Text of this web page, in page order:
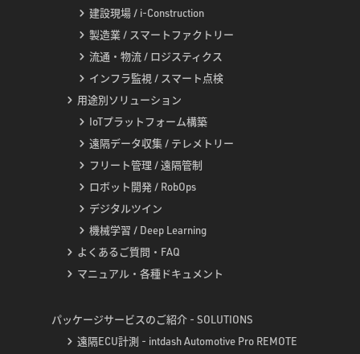
建設現場 / i-Construction
製造業 / スマートファクトリー
流通・物流 / ロジスティクス
インフラ監視 / スマート点検
用途別ソリューション
IoTプラットフォーム構築
遠隔データ収集 / テレメトリー
フリート管理 / 遠隔管制
ロボット開発 / RobOps
デジタルツイン
機械学習 / Deep Learning
よくあるご質問・FAQ
マニュアル・各種ドキュメント
パッケージサービスのご紹介 - SOLUTIONS
遠隔ECU計測 - intdash Automotive Pro REMOTE